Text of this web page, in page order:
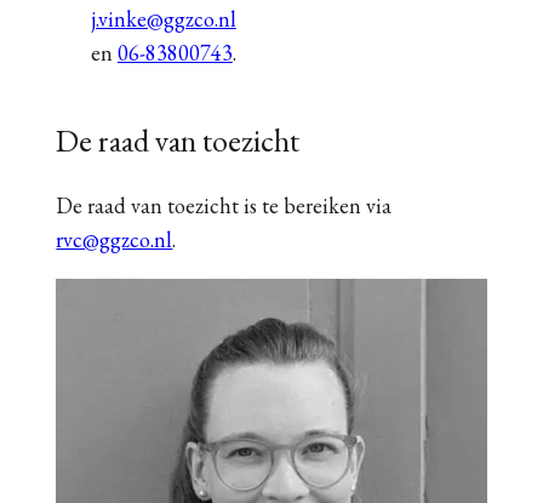
j.vinke@ggzco.nl
en 06-83800743.
De raad van toezicht
De raad van toezicht is te bereiken via
rvc@ggzco.nl.